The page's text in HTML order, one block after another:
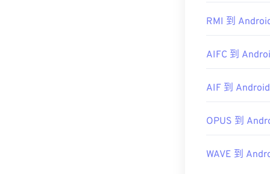
Winamp
首次发行：
https://
https://
RMI 到
AIFC 到
AIF 到
OPUS 到
WAVE 到